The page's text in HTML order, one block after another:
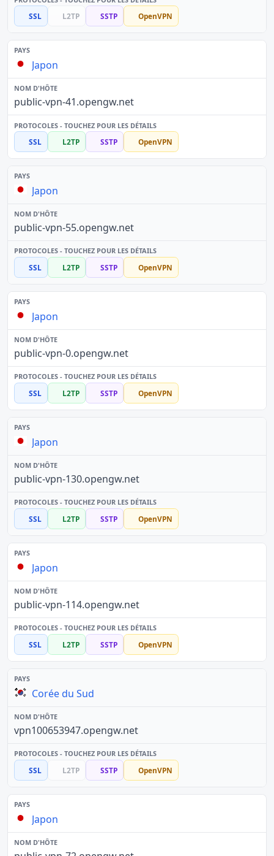
SSL L2TP SSTP OpenVPN
Japon
public-vpn-41.opengw.net
SSL L2TP SSTP OpenVPN
Japon
public-vpn-55.opengw.net
SSL L2TP SSTP OpenVPN
Japon
public-vpn-0.opengw.net
SSL L2TP SSTP OpenVPN
Japon
public-vpn-130.opengw.net
SSL L2TP SSTP OpenVPN
Japon
public-vpn-114.opengw.net
SSL L2TP SSTP OpenVPN
Corée du Sud
vpn100653947.opengw.net
SSL L2TP SSTP OpenVPN
Japon